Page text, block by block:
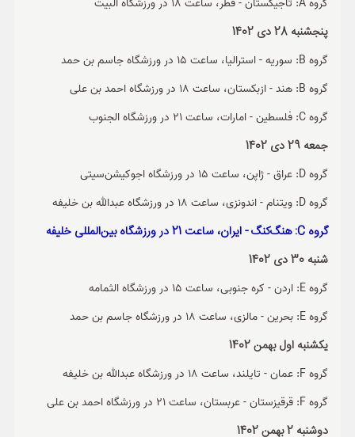
گروه A: تاجیکستان - قطر، ساعت 18 در ورزشگاه البیت
پنجشنبه 28 دی 1402
گروه B: سوریه - استرالیا، ساعت 15 در ورزشگاه جاسم بن حمد
گروه B: هند - ازبکستان، ساعت 18 در ورزشگاه احمد بن علی
گروه C: فلسطین - امارات، ساعت 21 در ورزشگاه الجنوب
جمعه 29 دی 1402
گروه D: عراق - ژاپن، ساعت 15 در ورزشگاه اجوکیشن‌سیتی
گروه D: ویتنام - اندونزی، ساعت 18 در ورزشگاه عبدالله بن خلیفه
گروه C: هنگ‌کنگ - ایران، ساعت 21 در ورزشگاه بین‌المللی خلیفه
شنبه 30 دی 1402
گروه E: اردن - کره جنوبی، ساعت 15 در ورزشگاه الثمامه
گروه E: بحرین - مالزی، ساعت 18 در ورزشگاه جاسم بن حمد
یکشنبه اول بهمن 1402
گروه F: عمان - تایلند، ساعت 18 در ورزشگاه عبدالله بن خلیفه
گروه F: قرقیزستان - عربستان، ساعت 21 در ورزشگاه احمد بن علی
دوشنبه 2 بهمن 1402